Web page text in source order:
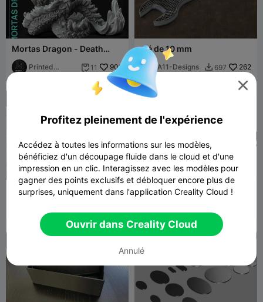
Mortas Dragon - Death
Dragon - PRESUPPORTED -
32 mmPrinted
 11 909
clé de 10 mm
A11-Designs  697 262
Logo Mercedes 206 mm

Règle MM

Profitez pleinement de l'expérience
Accédez à toutes les informations sur les modèles,
bénéficiez d'un découpage fluide dans le cloud et d'une
impression en un clic. Interagissez avec les modèles pour
gagner des points exclusifs et débloquer encore plus de
surprises, uniquement dans l'application Creality Cloud !
Ouvrir dans Creality Cloud
Annulé